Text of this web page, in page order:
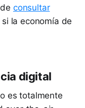
consultar
si la economía de
digital
es totalmente